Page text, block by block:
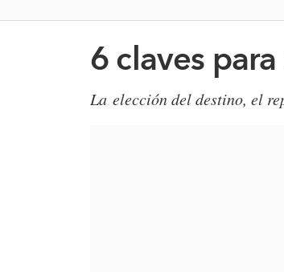
6 claves
​La elección del destino, el